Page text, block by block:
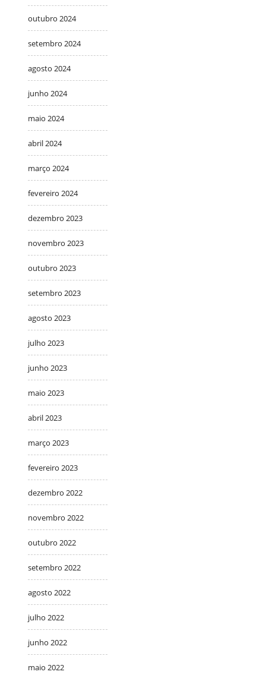
outubro 2024
setembro 2024
agosto 2024
junho 2024
maio 2024
abril 2024
março 2024
fevereiro 2024
dezembro 2023
novembro 2023
outubro 2023
setembro 2023
agosto 2023
julho 2023
junho 2023
maio 2023
abril 2023
março 2023
fevereiro 2023
dezembro 2022
novembro 2022
outubro 2022
setembro 2022
agosto 2022
julho 2022
junho 2022
maio 2022